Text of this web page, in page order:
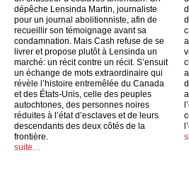
dépêche Lensinda Martin, journaliste
pour un journal abolitionniste, afin de
recueillir son témoignage avant sa
condamnation. Mais Cash refuse de se
livrer et propose plutôt à Lensinda un
marché: un récit contre un récit. S’ensuit
un échange de mots extraordinaire qui
révèle l’histoire entremêlée du Canada
et des États-Unis, celle des peuples
autochtones, des personnes noires
réduites à l’état d’esclaves et de leurs
descendants des deux côtés de la
frontière.
suite…